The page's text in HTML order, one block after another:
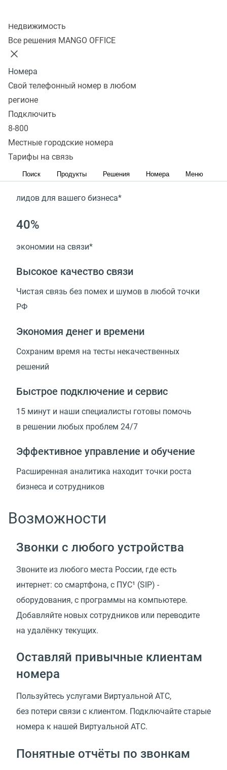
Недвижимость
Все решения MANGO OFFICE
Номера
Свой телефонный номер в любом
регионе
Подключить
8-800
Местные городские номера
Тарифы на связь
Поиск Продукты Решения Номера Меню
Попробуйте прямо сейчас и
оцените качество связи и
сервисов
+15%
конверсии в продажу*
+ 30%
лидов для вашего бизнеса*
40%
экономии на связи*
Высокое качество связи
Чистая связь без помех и шумов в любой точки
РФ
Экономия денег и времени
Сохраним время на тесты некачественных
решений
Быстрое подключение и сервис
15 минут и наши специалисты готовы помочь
в решении любых проблем 24/7
Эффективное управление и обучение
Расширенная аналитика находит точки роста
бизнеса и сотрудников
Возможности
Звонки с любого устройства
Звоните из любого места России, где есть
интернет: со смартфона, с ПУС¹ (SIP) -
оборудования, с программы на компьютере.
Добавляйте новых сотрудников или переводите
на удалёнку текущих.
Оставляй привычные клиентам
номера
Пользуйтесь услугами Виртуальной АТС,
без потери связи с клиентом. Подключайте старые
номера к нашей Виртуальной АТС.
Понятные отчёты по звонкам